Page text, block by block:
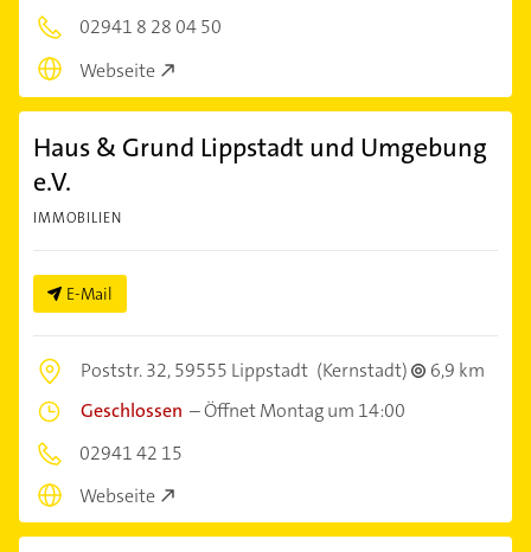
02941 8 28 04 50
Webseite
Haus & Grund Lippstadt und Umgebung
e.V.
IMMOBILIEN
E-Mail
Poststr. 32,59555 Lippstadt (Kernstadt)
6,9 km
Geschlossen –Öffnet Montag um 14:00
02941 42 15
Webseite